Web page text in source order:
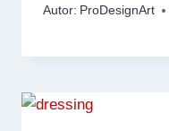
Autor: ProDesignArt